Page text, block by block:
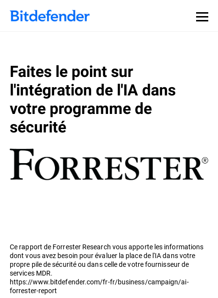
Souveraineté des données en cybersécurité : webinaire
en direct, le 30 juillet .Inscrivez-vous >>
Faites le point sur
l'intégration de l'IA dans
votre programme de
sécurité
Ce rapport de Forrester Research vous apporte les informations
dont vous avez besoin pour évaluer la place de l'IA dans votre
propre pile de sécurité ou dans celle de votre fournisseur de
services MDR.
https://www.bitdefender.com/fr-fr/business/campaign/ai-
forrester-report